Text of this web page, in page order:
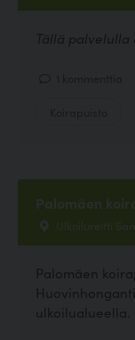
Tällä palvelulla
Palomäen
Ulkoilureitti
Palomäen
ulkoilualueella.